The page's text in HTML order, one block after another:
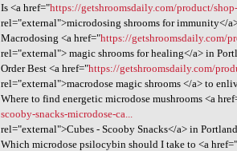
Is <a href="https://getshroomsdaily.com/product/
rel="external">microdosing shrooms for immunity</
Macrodosing <a href="https://getshroomsdaily.com/
rel="external"> magic shrooms for healing</a> in
Order Best <a href="https://getshroomsdaily.com/
rel="external">macrodose magic shrooms </a> to
Where to find energetic microdose mushrooms <a
scooby-snacks-microdose-ca...
rel="external">Cubes - Scooby Snacks</a> in Portland
Which microdose psilocybin should I take to <a